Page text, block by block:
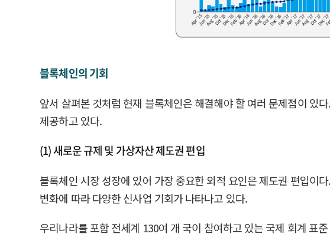
블록체인의 기회
앞서 살펴본 것처럼 현재 블록체인은 해결해야 할 여러 문제점이 있
제공하고 있다.
(1) 새로운 규제 및 가상자산 제도권 편입
블록체인 시장 성장에 있어 가장 중요한 외적 요인은 제도권 편입이
변화에 따라 다양한 신사업 기회가 나타나고 있다.
우리나라를 포함 전세계 130여 개 국이 참여하고 있는 국제 회계 표